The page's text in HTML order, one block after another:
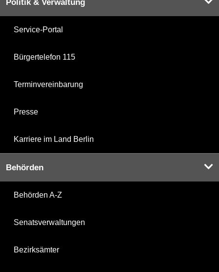
Politik & Verwaltung
Service-Portal
Bürgertelefon 115
Terminvereinbarung
Presse
Karriere im Land Berlin
Behörden
Behörden A-Z
Senatsverwaltungen
Bezirksämter